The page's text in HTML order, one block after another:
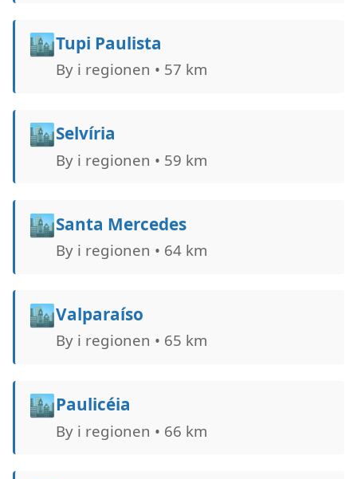
🏙️Tupi Paulista
By i regionen • 57 km
🏙️Selvíria
By i regionen • 59 km
🏙️Santa Mercedes
By i regionen • 64 km
🏙️Valparaíso
By i regionen • 65 km
🏙️Paulicéia
By i regionen • 66 km